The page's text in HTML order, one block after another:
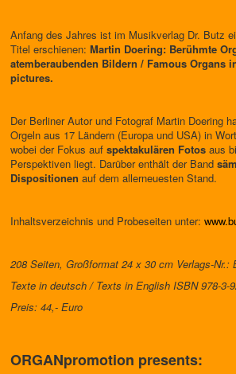
Anfang des Jahres ist im Musikverlag Dr. Butz
Titel erschienen: Martin Doering: Berühmte
atemberaubenden Bildern / Famous Organs
pictures.
Der Berliner Autor und Fotograf Martin Doering
Orgeln aus 17 Ländern (Europa und USA) in
wobei der Fokus auf spektakulären Fotos aus
Perspektiven liegt. Darüber enthält der Band
Dispositionen auf dem allerneuesten Stand.
Inhaltsverzeichnis und Probeseiten unter:
208 Seiten, Großformat 24 x 30 cm Verlags-Nr.:
Texte in deutsch / Texts in English ISBN 978-3-
Preis: 44,- Euro
ORGANpromotion presents: